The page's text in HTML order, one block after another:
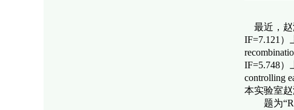
最近，赵
IF=7.121）
IF=5.748）
controlling
本实验室赵
题为